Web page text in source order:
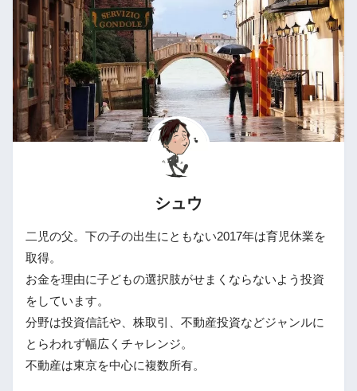
シュウ
二児の父。下の子の出生にともない2017年は育児休業を
取得。
お金を理由に子どもの選択肢がせまくならないよう投資
をしています。
分野は投資信託や、株取引、不動産投資などジャンルに
とらわれず幅広くチャレンジ。
不動産は東京を中心に複数所有。